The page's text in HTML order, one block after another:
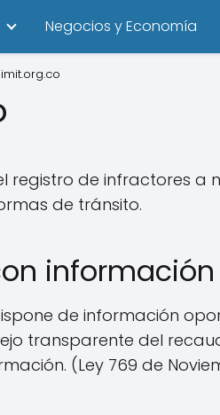
Negocios y Economía
registro de infractores
de tránsito.
de información
transparente del
(Ley 769 de